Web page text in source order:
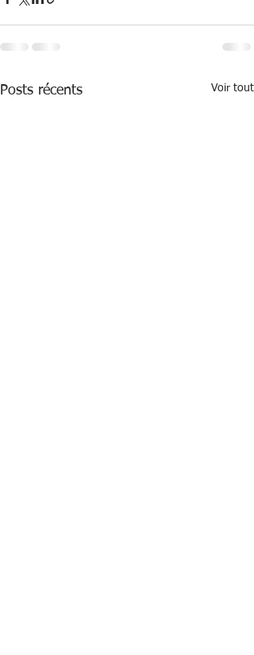
Posts récents Voir tout